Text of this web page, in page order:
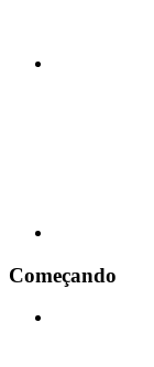
Começando